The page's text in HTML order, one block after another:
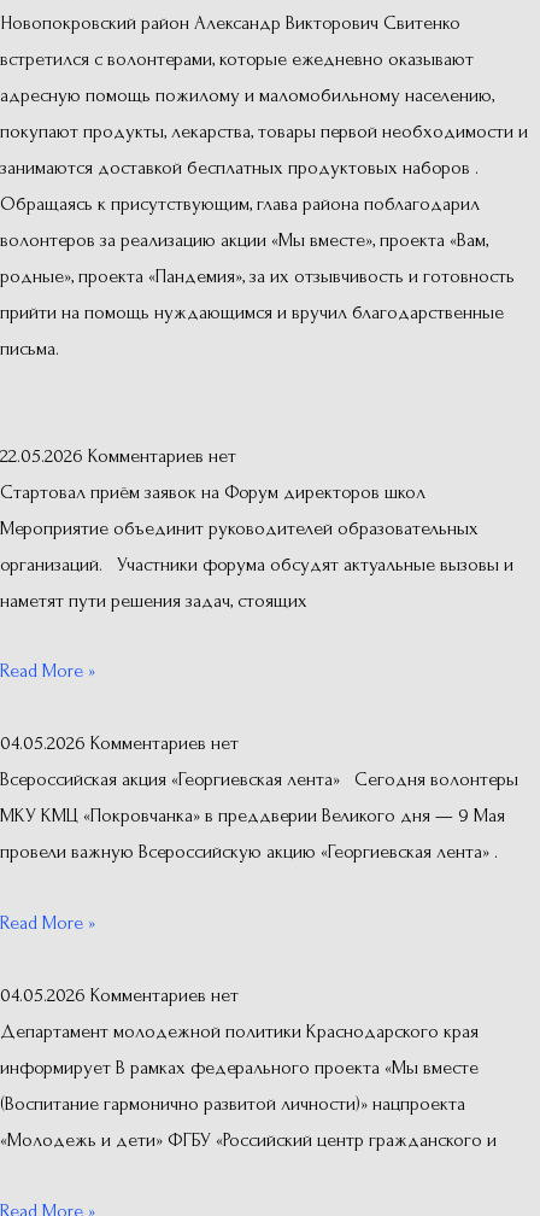
Новопокровский район Александр Викторович Свитенко
встретился с волонтерами, которые ежедневно оказывают
адресную помощь пожилому и маломобильному населению,
покупают продукты, лекарства, товары первой необходимости и
занимаются доставкой бесплатных продуктовых наборов .
Обращаясь к присутствующим, глава района поблагодарил
волонтеров за реализацию акции «Мы вместе», проекта «Вам,
родные», проекта «Пандемия», за их отзывчивость и готовность
прийти на помощь нуждающимся и вручил благодарственные
письма.
22.05.2026 Комментариев нет
Стартовал приём заявок на Форум директоров школ
Мероприятие объединит руководителей образовательных
организаций. Участники форума обсудят актуальные вызовы и
наметят пути решения задач, стоящих
Read More »
04.05.2026 Комментариев нет
Всероссийская акция «Георгиевская лента» Сегодня волонтеры
МКУ КМЦ «Покровчанка» в преддверии Великого дня — 9 Мая
провели важную Всероссийскую акцию «Георгиевская лента» .
Read More »
04.05.2026 Комментариев нет
Департамент молодежной политики Краснодарского края
информирует В рамках федерального проекта «Мы вместе
(Воспитание гармонично развитой личности)» нацпроекта
«Молодежь и дети» ФГБУ «Российский центр гражданского и
Read More »